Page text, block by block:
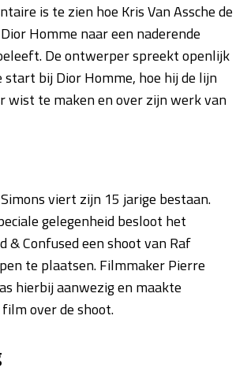
is te zien hoe Kris Van Assche de
Homme naar een naderende
De ontwerper spreekt openlijk
bij Dior Homme, hoe hij de lijn
wist te maken en over zijn werk van
viert zijn 15 jarige bestaan.
gelegenheid besloot het
& Confused een shoot van Raf
te plaatsen. Filmmaker Pierre
hierbij aanwezig en maakte
over de shoot.